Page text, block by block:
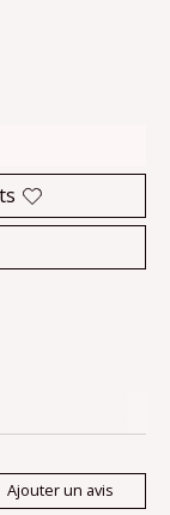
Ajouter un avis